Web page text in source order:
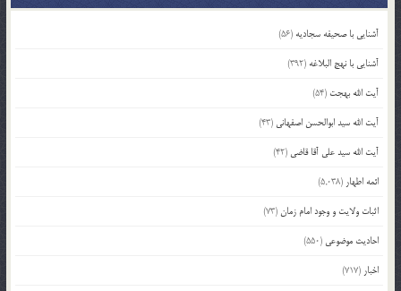
آشنایی با صحیفه سجادیه (56)
آشنایی با نهج البلاغه (392)
آیت الله بهجت (54)
آیت الله سید ابوالحسن اصفهانی (43)
آیت الله سید علی آقا قاضی (42)
ائمه اطهار (5,038)
اثبات ولایت و وجود امام زمان(73)
احادیث موضوعی (550)
اخبار (717)